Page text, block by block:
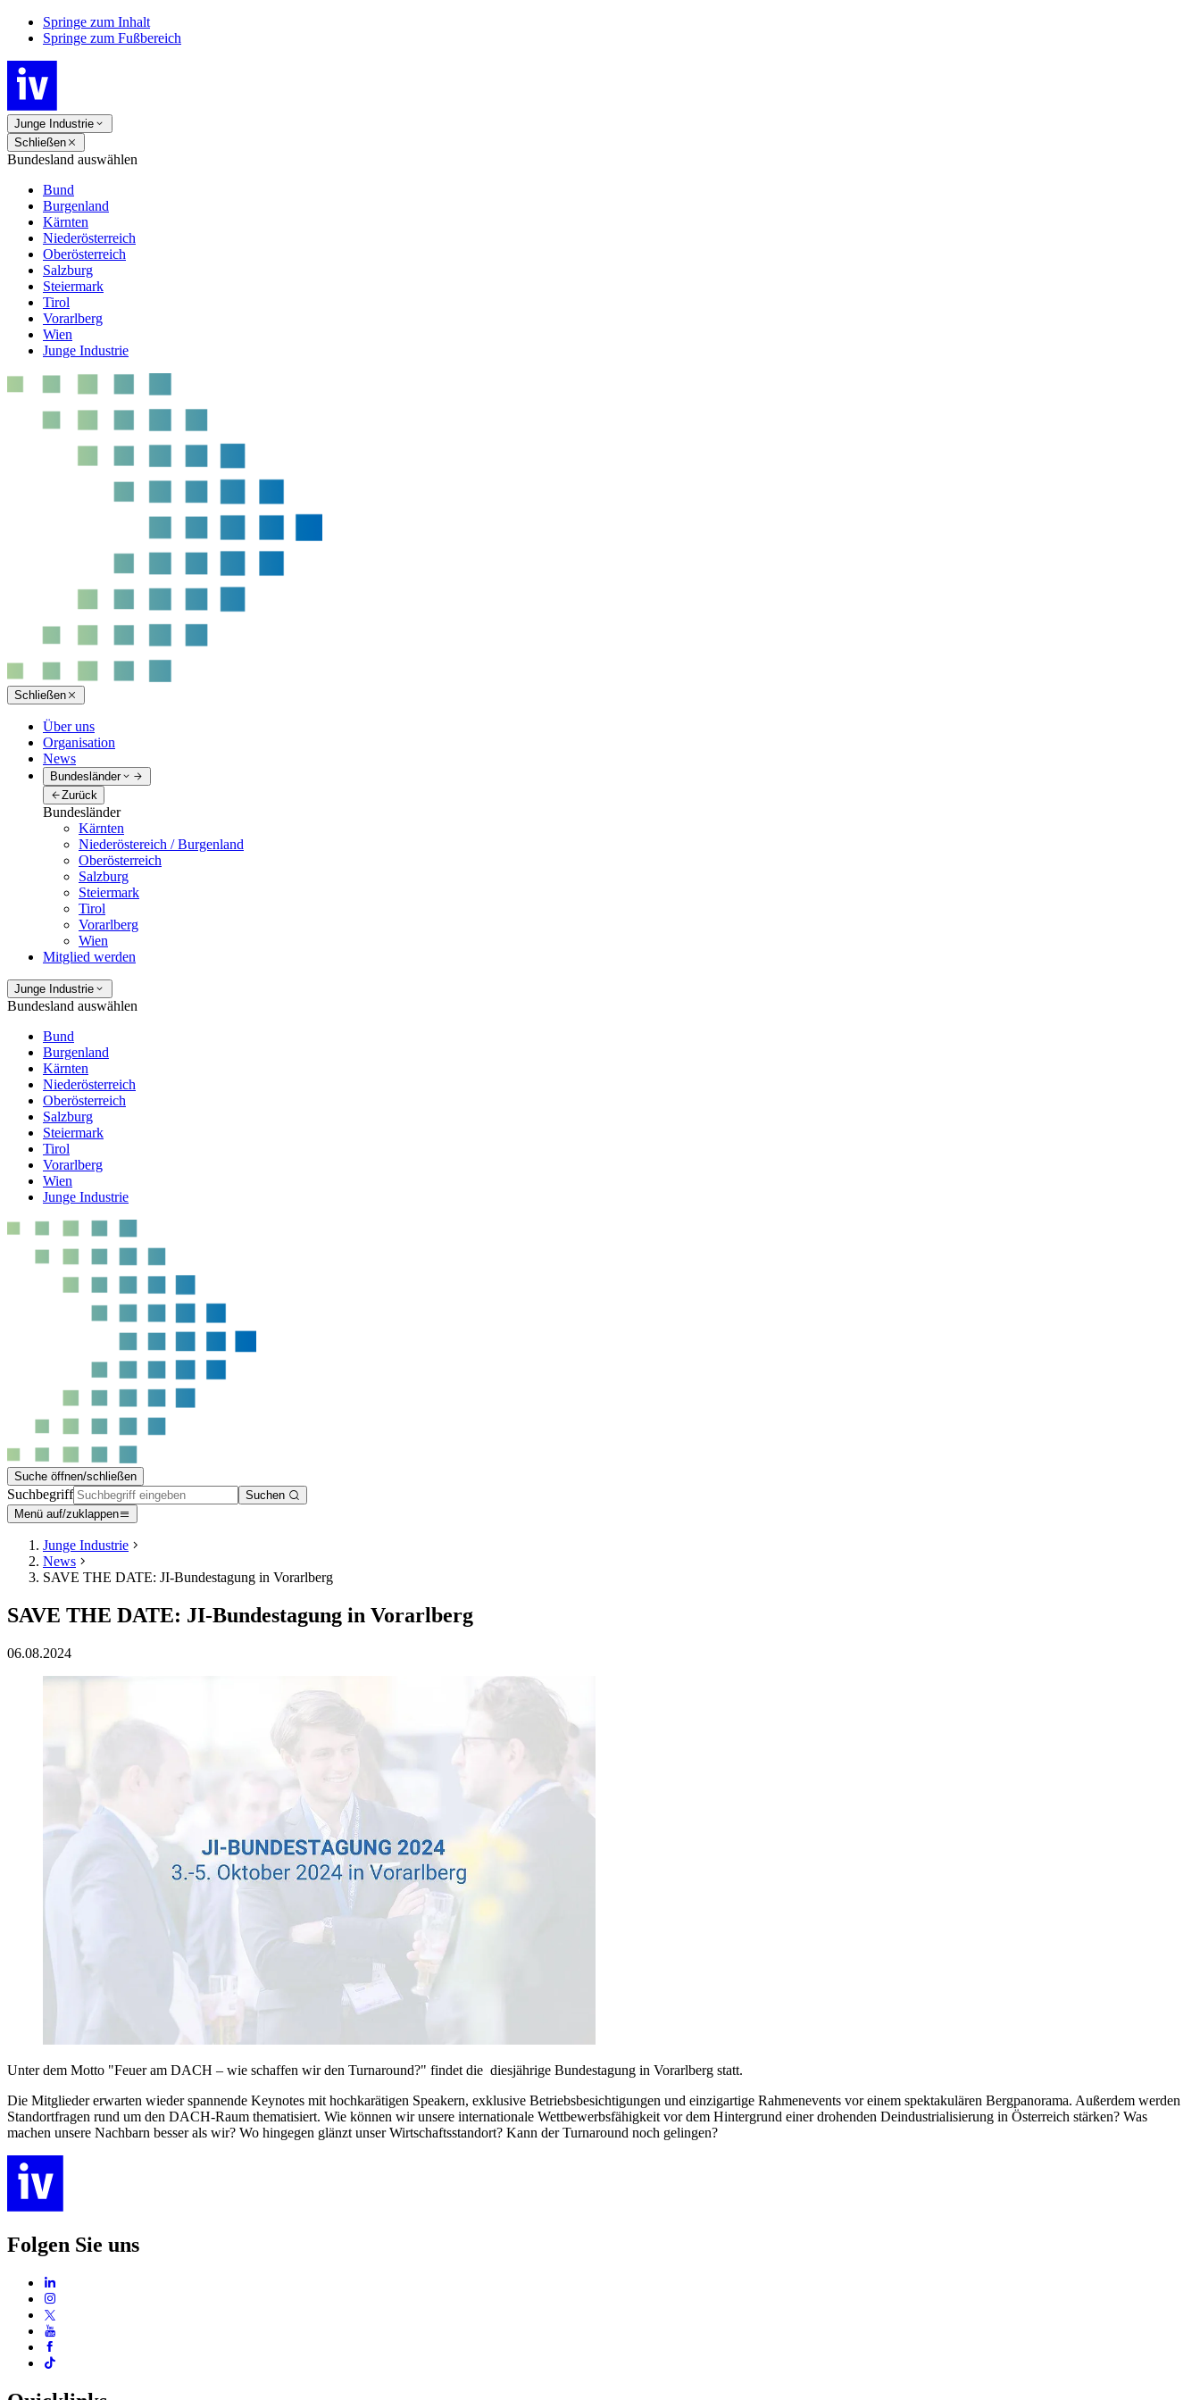
Springe zum Inhalt
Springe zum Fußbereich
Junge Industrie
Schließen
Bundesland auswählen
Bund
Burgenland
Kärnten
Niederösterreich
Oberösterreich
Salzburg
Steiermark
Tirol
Vorarlberg
Wien
Junge Industrie
Schließen
Über uns
Organisation
News
Bundesländer
Zurück
Bundesländer
Kärnten
Niederöstereich / Burgenland
Oberösterreich
Salzburg
Steiermark
Tirol
Vorarlberg
Wien
Mitglied werden
Junge Industrie
Bundesland auswählen
Bund
Burgenland
Kärnten
Niederösterreich
Oberösterreich
Salzburg
Steiermark
Tirol
Vorarlberg
Wien
Junge Industrie
Suche öffnen/schließen
Suchbegriff
Suchen
Menü auf/zuklappen
Junge Industrie
News
SAVE THE DATE: JI-Bundestagung in Vorarlberg
SAVE THE DATE: JI-Bundestagung in Vorarlberg
06.08.2024
Unter dem Motto "Feuer am DACH – wie schaffen wir den Turnaround?" findet die diesjährige Bundestagung in Vorarlberg statt.
Die Mitglieder erwarten wieder spannende Keynotes mit hochkarätigen Speakern, exklusive Betriebsbesichtigungen und einzigartige Rahmenevents vor einem spektakulären Bergpanorama. Außerdem werden
Standortfragen rund um den DACH-Raum thematisiert. Wie können wir unsere internationale Wettbewerbsfähigkeit vor dem Hintergrund einer drohenden Deindustrialisierung in Österreich stärken? Was
machen unsere Nachbarn besser als wir? Wo hingegen glänzt unser Wirtschaftsstandort? Kann der Turnaround noch gelingen?
Folgen Sie uns